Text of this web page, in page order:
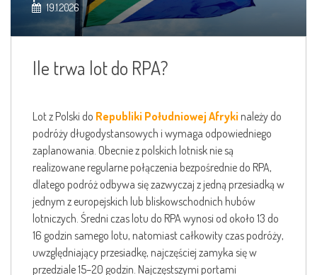
19.1.2026
Ile trwa lot do RPA?
Lot z Polski do Republiki Południowej Afryki należy do
podróży długodystansowych i wymaga odpowiedniego
zaplanowania. Obecnie z polskich lotnisk nie są
realizowane regularne połączenia bezpośrednie do RPA,
dlatego podróż odbywa się zazwyczaj z jedną przesiadką w
jednym z europejskich lub bliskowschodnich hubów
lotniczych. Średni czas lotu do RPA wynosi od około 13 do
16 godzin samego lotu, natomiast całkowity czas podróży,
uwzględniający przesiadkę, najczęściej zamyka się w
przedziale 15–20 godzin. Najczęstszymi portami